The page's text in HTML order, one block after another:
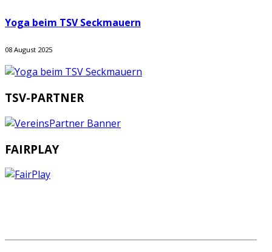
Yoga beim TSV Seckmauern
08 August 2025
TSV-PARTNER
FAIRPLAY